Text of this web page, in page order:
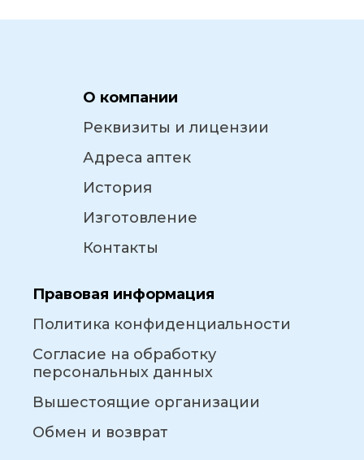
О компании
Реквизиты и лицензии
Адреса аптек
История
Изготовление
Контакты
Правовая информация
Политика конфиденциальности
Согласие на обработку
персональных данных
Вышестоящие организации
Обмен и возврат